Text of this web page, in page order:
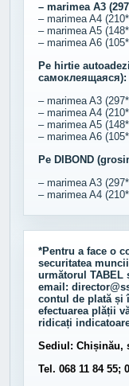
– marimea A3
– marimea A4
– marimea A5
– marimea A6
Pe hirtie
самоклеящаяся):
– marimea A3
– marimea A4
– marimea A5
– marimea A6
Pe DIBOND
– marimea A3
– marimea A4
*Pentru a face o
securitatea
următorul TABEL
email:
contul de plată și
efectuarea plății
ridicați
Sediul: Chișinău,
Tel. 068 11 84 55;